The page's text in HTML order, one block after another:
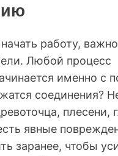
работу,
Любой процесс
именно с
соединения?
плесени,
явные
заранее, чтобы